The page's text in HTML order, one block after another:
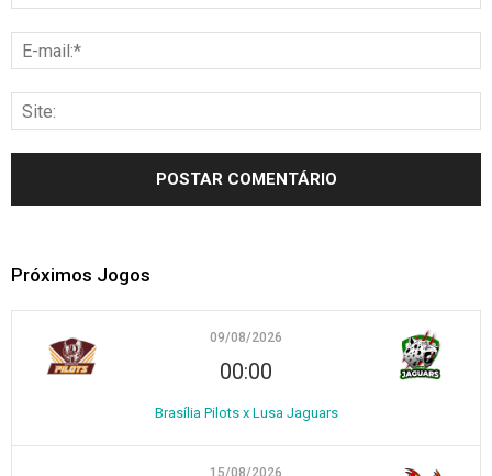
Próximos Jogos
09/08/2026
00:00
Brasília Pilots x Lusa Jaguars
15/08/2026